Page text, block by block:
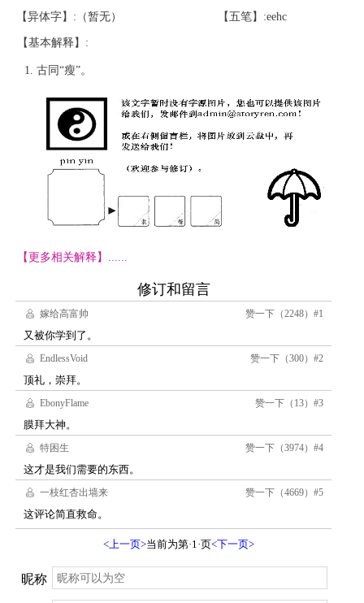
【异体字】:（暂无） 【五笔】:eehc
【基本解释】:
古同“瘦”。
【更多相关解释】......